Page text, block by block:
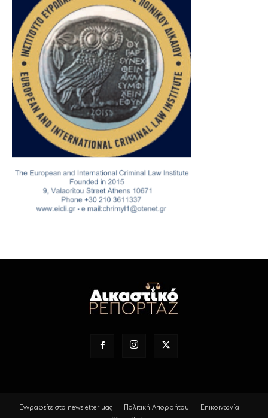
Εγγραφείτε στο newsletter μας Πολιτική Απορρήτου
Επικοινωνία